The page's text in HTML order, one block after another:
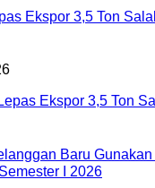
Ekspor 3,5 Ton
Baru
I 2026